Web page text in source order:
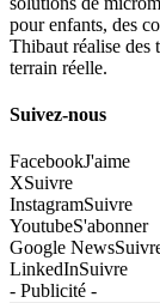
pour enfants, des
Thibaut réalise des
terrain réelle.
Suivez-nous
FacebookJ'aime
XSuivre
InstagramSuivre
YoutubeS'abonner
Google News
LinkedInSuivre
- Publicité -